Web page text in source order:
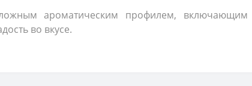
ароматическим профилем,
во вкусе.